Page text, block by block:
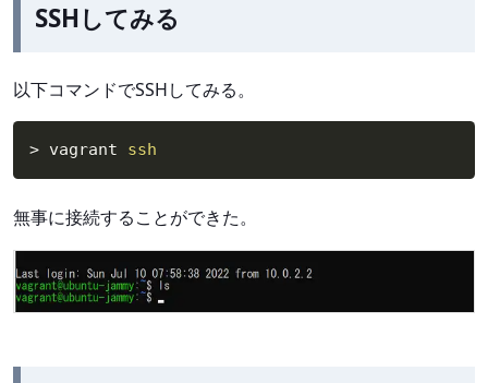
SSHしてみる
以下コマンドでSSHしてみる。
> vagrant ssh
無事に接続することができた。